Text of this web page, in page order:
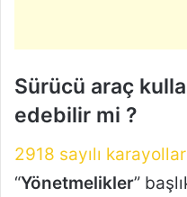
Sürücü araç
edebilir mi ?
2918 sayılı
“Yönetmelikler”